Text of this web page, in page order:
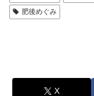
肥後めぐみ
X